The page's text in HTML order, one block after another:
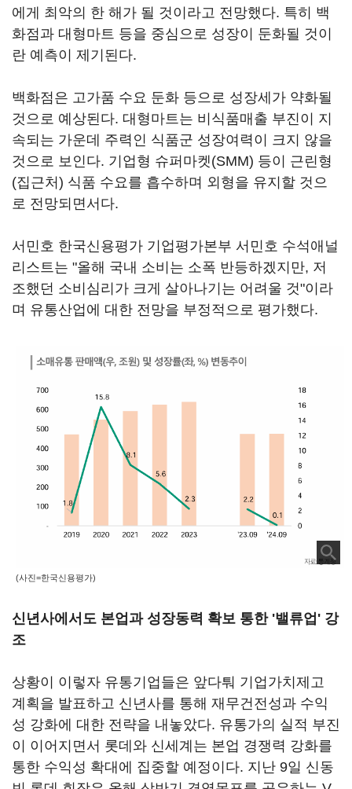
에게 최악의 한 해가 될 것이라고 전망했다. 특히 백
화점과 대형마트 등을 중심으로 성장이 둔화될 것이
란 예측이 제기된다.
백화점은 고가품 수요 둔화 등으로 성장세가 약화될
것으로 예상된다. 대형마트는 비식품매출 부진이 지
속되는 가운데 주력인 식품군 성장여력이 크지 않을
것으로 보인다. 기업형 슈퍼마켓(SMM) 등이 근린형
(집근처) 식품 수요를 흡수하며 외형을 유지할 것으
로 전망되면서다.
서민호 한국신용평가 기업평가본부 서민호 수석애널
리스트는 "올해 국내 소비는 소폭 반등하겠지만, 저
조했던 소비심리가 크게 살아나기는 어려울 것"이라
며 유통산업에 대한 전망을 부정적으로 평가했다.
(사진=한국신용평가)
신년사에서도 본업과 성장동력 확보 통한 '밸류업' 강
조
상황이 이렇자 유통기업들은 앞다퉈 기업가치제고
계획을 발표하고 신년사를 통해 재무건전성과 수익
성 강화에 대한 전략을 내놓았다. 유통가의 실적 부진
이 이어지면서 롯데와 신세계는 본업 경쟁력 강화를
통한 수익성 확대에 집중할 예정이다. 지난 9일 신동